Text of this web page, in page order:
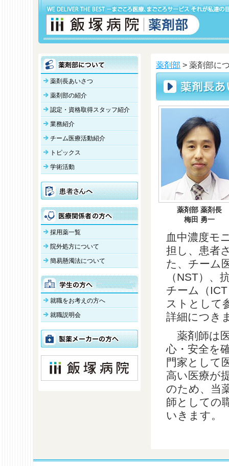
薬剤長あいさつ
薬剤部の紹介
認定・資格取得スタッフ紹介
業務紹介
チーム医療活動紹介
トピックス
学術活動
採用薬一覧
院外処方について
簡易懸濁法について
就職をお考えの方へ
就職説明会
薬剤部 > 薬剤部に
薬剤部 薬剤長
梅田 勇一
血中濃度モ
担し、患者
た、チーム
（NST）、
チーム（
ストとして
詳細につき
薬剤師は
心・安全を
門家として
高い医療が
のため、当
師としての
いきます。